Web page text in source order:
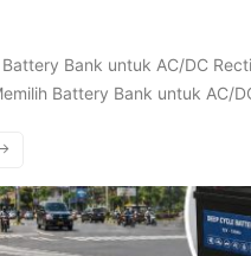
Bank untuk AC/DC
Battery Bank untuk AC/